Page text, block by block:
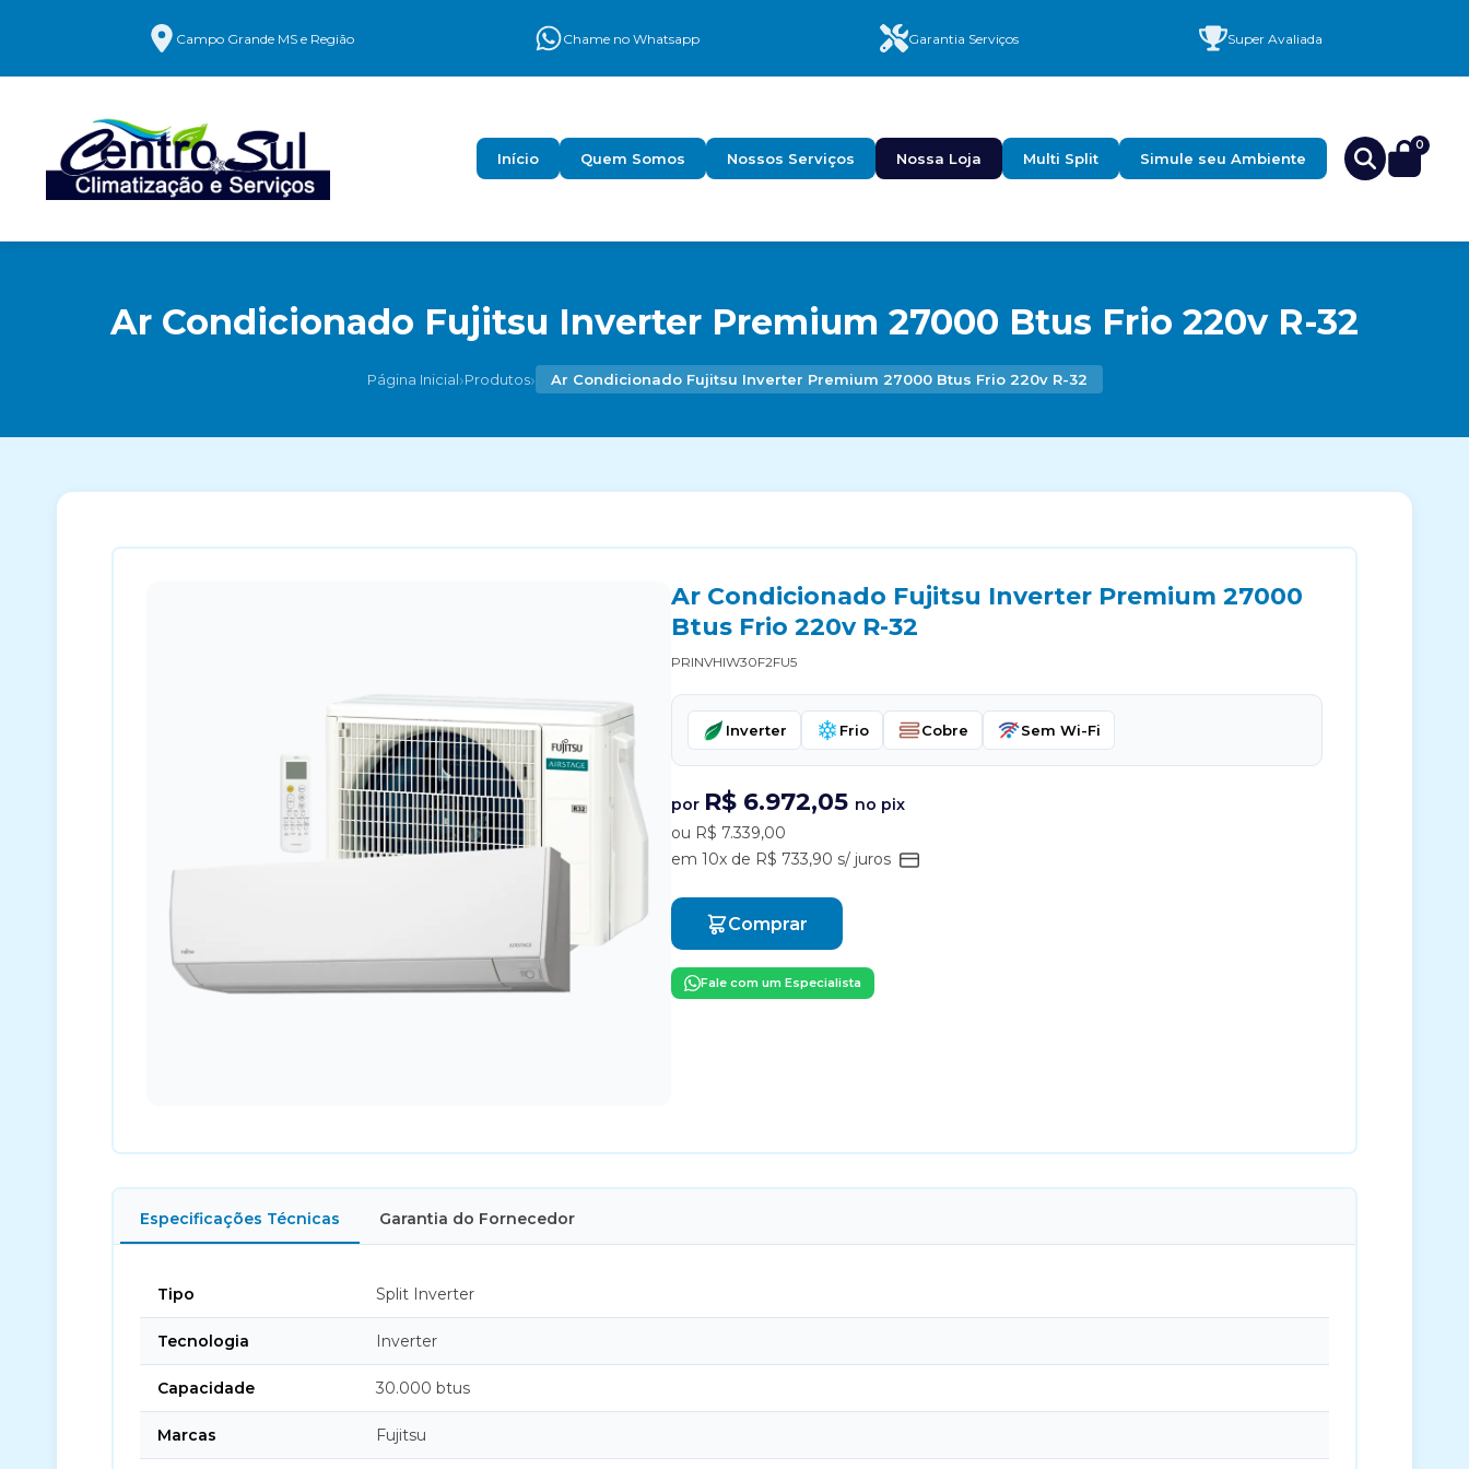
Campo Grande MS e Região Chame no Whatsapp Garantia Serviços Super Avaliada
Início Quem Somos Nossos Serviços Nossa Loja Multi Split Simule seu Ambiente
0
Ar Condicionado Fujitsu Inverter Premium 27000 Btus Frio 220v R-32
Página Inicial›Produtos› Ar Condicionado Fujitsu Inverter Premium 27000 Btus Frio 220v R-32
Ar Condicionado Fujitsu Inverter Premium 27000
Btus Frio 220v R-32
PRINVHIW30F2FU5
Inverter Frio Cobre Sem Wi-Fi
por R$ 6.972,05 no pix
ou R$ 7.339,00
em 10x de R$ 733,90 s/ juros
Comprar
Fale com um Especialista
Especificações Técnicas Garantia do Fornecedor
Tipo Split Inverter
Tecnologia Inverter
Capacidade 30.000 btus
Marcas Fujitsu